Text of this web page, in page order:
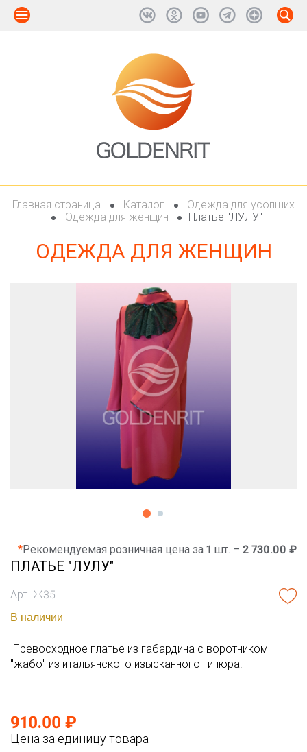
Главная страница Каталог
Одежда для усопших
Одежда для женщин
Платье "ЛУЛУ"
ОДЕЖДА ДЛЯ ЖЕНЩИН
*Рекомендуемая розничная цена за 1 шт. – 2 730.00 ₽
ПЛАТЬЕ "ЛУЛУ"
Арт. Ж35
В наличии
Превосходное платье из габардина с воротником
"жабо" из итальянского изысканного гипюра.
910.00 ₽
Цена за единицу товара